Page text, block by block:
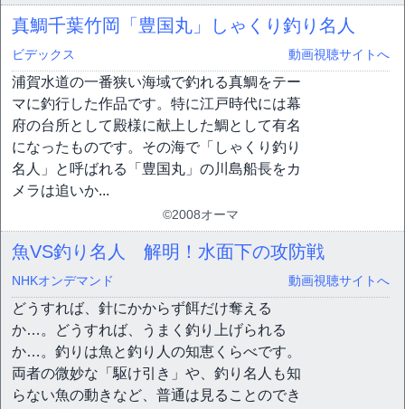
真鯛千葉竹岡「豊国丸」しゃくり釣り名人
ビデックス 動画視聴サイトへ
浦賀水道の一番狭い海域で釣れる真鯛をテー
マに釣行した作品です。特に江戸時代には幕
府の台所として殿様に献上した鯛として有名
になったものです。その海で「しゃくり釣り
名人」と呼ばれる「豊国丸」の川島船長をカ
メラは追いか...
©2008オーマ
魚VS釣り名人 解明！水面下の攻防戦
NHKオンデマンド 動画視聴サイトへ
どうすれば、針にかからず餌だけ奪える
か…。どうすれば、うまく釣り上げられる
か…。釣りは魚と釣り人の知恵くらべです。
両者の微妙な「駆け引き」や、釣り名人も知
らない魚の動きなど、普通は見ることのでき